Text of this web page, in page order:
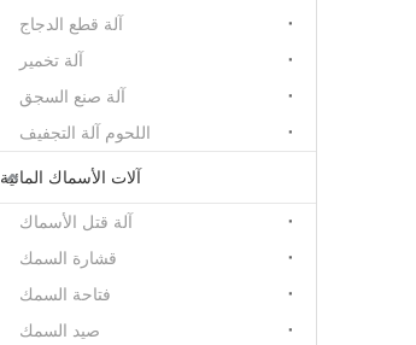
آلة قطع الدجاج
آلة تخمير
آلة صنع السجق
اللحوم آلة التجفيف
آلات الأسماك المائية
آلة قتل الأسماك
قشارة السمك
فتاحة السمك
صيد السمك